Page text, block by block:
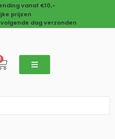
vanaf €10,-
prijzen
dag verzonden